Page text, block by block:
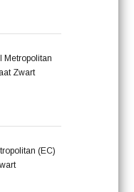
Metropolitan
Zwart
(EC)